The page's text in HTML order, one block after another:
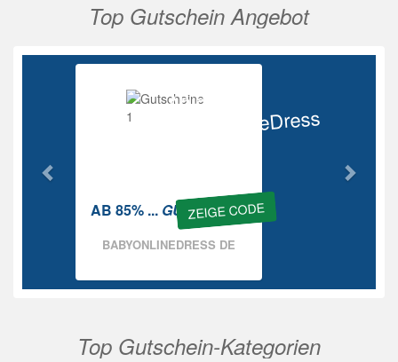
Top Gutschein Angebot
Ab 85%
BabyOnlineDress
ZEIGE CODE
AB 85% ... GUTSCHEIN
BABYONLINEDRESS DE
Vorherige
Top Gutschein-Kategorien